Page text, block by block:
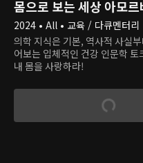
몸으로 보는 세상 아모르
2024 • All • 교육 / 다큐멘터리
의학 지식은 기본, 역사적 사실
어보는 입체적인 건강 인문학
내 몸을 사랑하라!